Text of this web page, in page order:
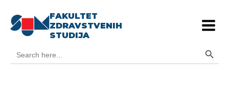
FAKULTET
ZDRAVSTVENIH
STUDIJA
for: